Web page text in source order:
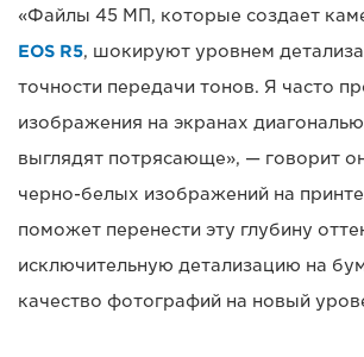
«Файлы 45 МП, которые создает
EOS R5, шокируют уровнем
точности передачи тонов. Я часто
изображения на экранах
выглядят потрясающе», — говорит
черно-белых изображений на
поможет перенести эту глубину
исключительную детализацию на
качество фотографий на новый